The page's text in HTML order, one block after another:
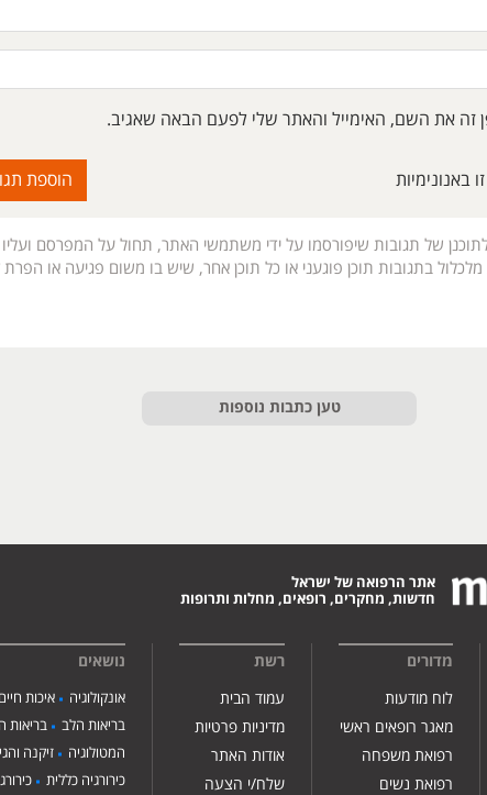
זה את השם, האימייל והאתר שלי לפעם הבאה שאגיב.
באנונימיות
של תגובות שיפורסמו על ידי משתמשי האתר, תחול על המפרסם
בתגובות תוכן פוגעני או כל תוכן אחר, שיש בו משום פגיעה או הפרת
טען כתבות נוספות
אתר הרפואה של ישראל
חדשות, מחקרים, רופאים, מחלות ותרופות
מדורים
לוח מודעות
מאגר רופאים ראשי
רפואת משפחה
רפואת נשים
רשת
עמוד הבית
מדיניות פרטיות
אודות האתר
שלח/י הצעה
נושאים
אונקולוגיה איכות חיים
בריאות הלב
בריאות
המטולוגיה
זיקנה
כירורגיה כללית